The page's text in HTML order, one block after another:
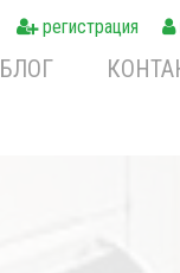
регистрация
БЛОГ